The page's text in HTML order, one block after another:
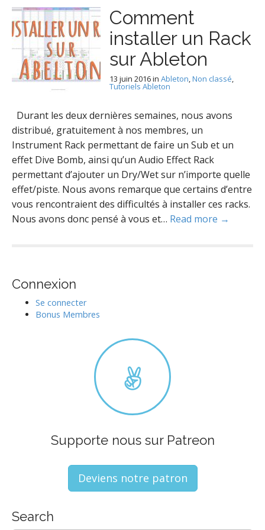
Comment
installer un Rack
sur Ableton
13 juin 2016in Ableton,Non classé,
Tutoriels Ableton
Durant les deux dernières semaines, nous avons
distribué, gratuitement à nos membres, un
Instrument Rack permettant de faire un Sub et un
effet Dive Bomb, ainsi qu’un Audio Effect Rack
permettant d’ajouter un Dry/Wet sur n’importe quelle
effet/piste. Nous avons remarque que certains d’entre
vous rencontraient des difficultés à installer ces racks.
Nous avons donc pensé à vous et… Read more →
Connexion
Se connecter
Bonus Membres
Supporte nous sur Patreon
Deviens notre patron
Search